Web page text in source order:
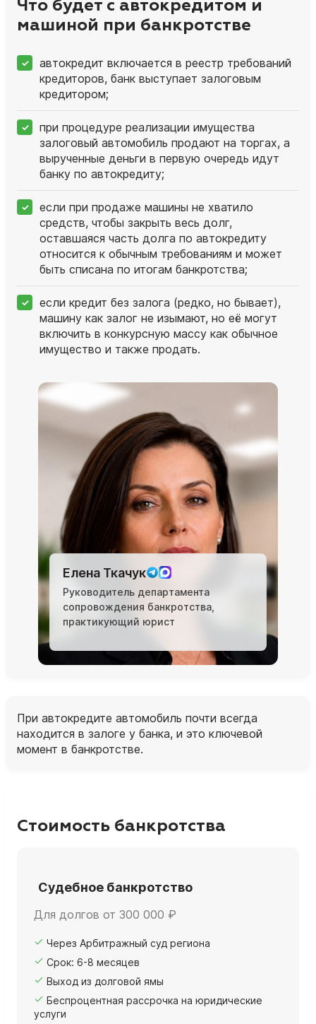
Что будет с автокредитом и
машиной при банкротстве
автокредит включается в реестр требований
кредиторов, банк выступает залоговым
кредитором;
при процедуре реализации имущества
залоговый автомобиль продают на торгах, а
вырученные деньги в первую очередь идут
банку по автокредиту;
если при продаже машины не хватило
средств, чтобы закрыть весь долг,
оставшаяся часть долга по автокредиту
относится к обычным требованиям и может
быть списана по итогам банкротства;
если кредит без залога (редко, но бывает),
машину как залог не изымают, но её могут
включить в конкурсную массу как обычное
имущество и также продать.
Елена Ткачук
Руководитель департамента
сопровождения банкротства,
практикующий юрист
При автокредите автомобиль почти всегда
находится в залоге у банка, и это ключевой
момент в банкротстве.
Стоимость банкротства
Судебное банкротство
Для долгов от 300 000 ₽
Через Арбитражный суд региона
Срок: 6-8 месяцев
Выход из долговой ямы
Беспроцентная рассрочка на юридические
услуги